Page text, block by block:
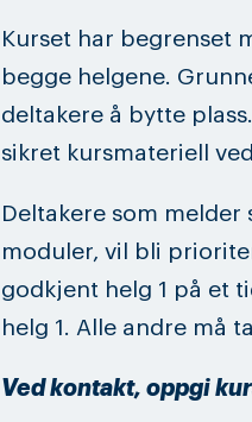
Kurset har begrenset
begge helgene.
deltakere å bytte
sikret kursmateriell
Deltakere som melder
moduler, vil bli
godkjent helg 1 på et
helg 1. Alle andre må
Ved kontakt, oppgi